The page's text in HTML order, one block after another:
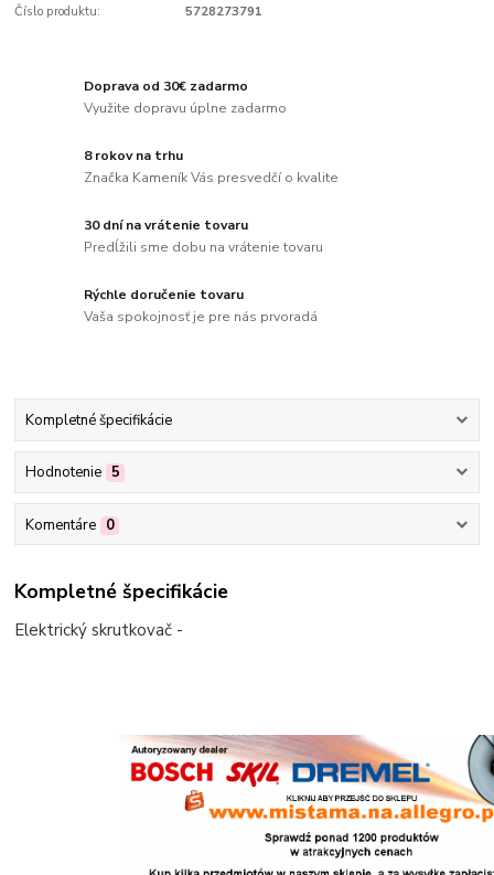
Číslo produktu: 5728273791
Doprava od 30€ zadarmo
Využite dopravu úplne zadarmo
8 rokov na trhu
Značka Kameník Vás presvedčí o kvalite
30 dní na vrátenie tovaru
Predĺžili sme dobu na vrátenie tovaru
Rýchle doručenie tovaru
Vaša spokojnosť je pre nás prvoradá
Kompletné špecifikácie
Hodnotenie 5
Komentáre 0
Kompletné špecifikácie
Elektrický skrutkovač -